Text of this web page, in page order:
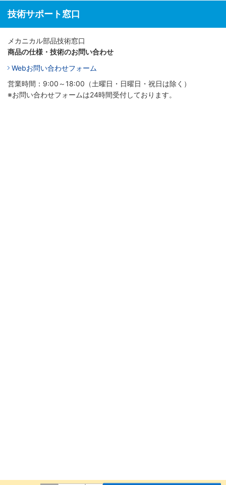
技術サポート窓口
メカニカル部品技術窓口
商品の仕様・技術のお問い合わせ
Webお問い合わせフォーム
営業時間：9:00～18:00（土曜日・日曜日・祝日は除く）
※お問い合わせフォームは24時間受付しております。